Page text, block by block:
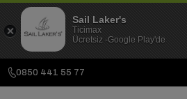
0850 441 55 77
Sail Laker's
Ticimax
Ücretsiz -Google Play'de